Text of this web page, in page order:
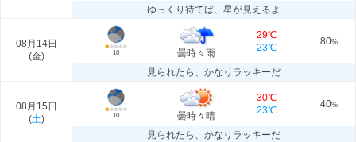
ゆっくり待てば、星が見えるよ
08月14日
(金) 10 曇時々雨
29℃
23℃
80%
見られたら、かなりラッキーだ
08月15日
(土) 10 曇時々晴
30℃
23℃
40%
見られたら、かなりラッキーだ